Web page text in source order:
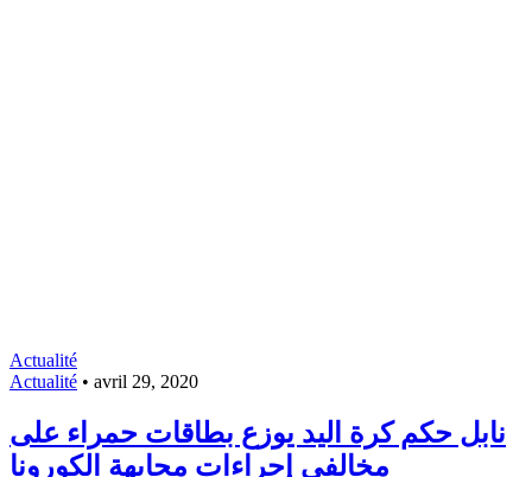
Actualité
Actualité • avril 29, 2020
نابل حكم كرة اليد يوزع بطاقات حمراء على
مخالفي إجراءات مجابهة الكورونا